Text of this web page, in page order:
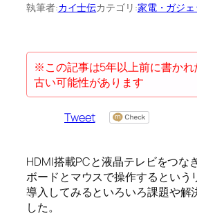
執筆者:カイ士伝カテゴリ:家電・ガジェ
※この記事は5年以上前に書か
古い可能性があります
Tweet
HDMI搭載PCと液晶テレビをつな
ボードとマウスで操作するという
導入してみるといろいろ課題や解
した。